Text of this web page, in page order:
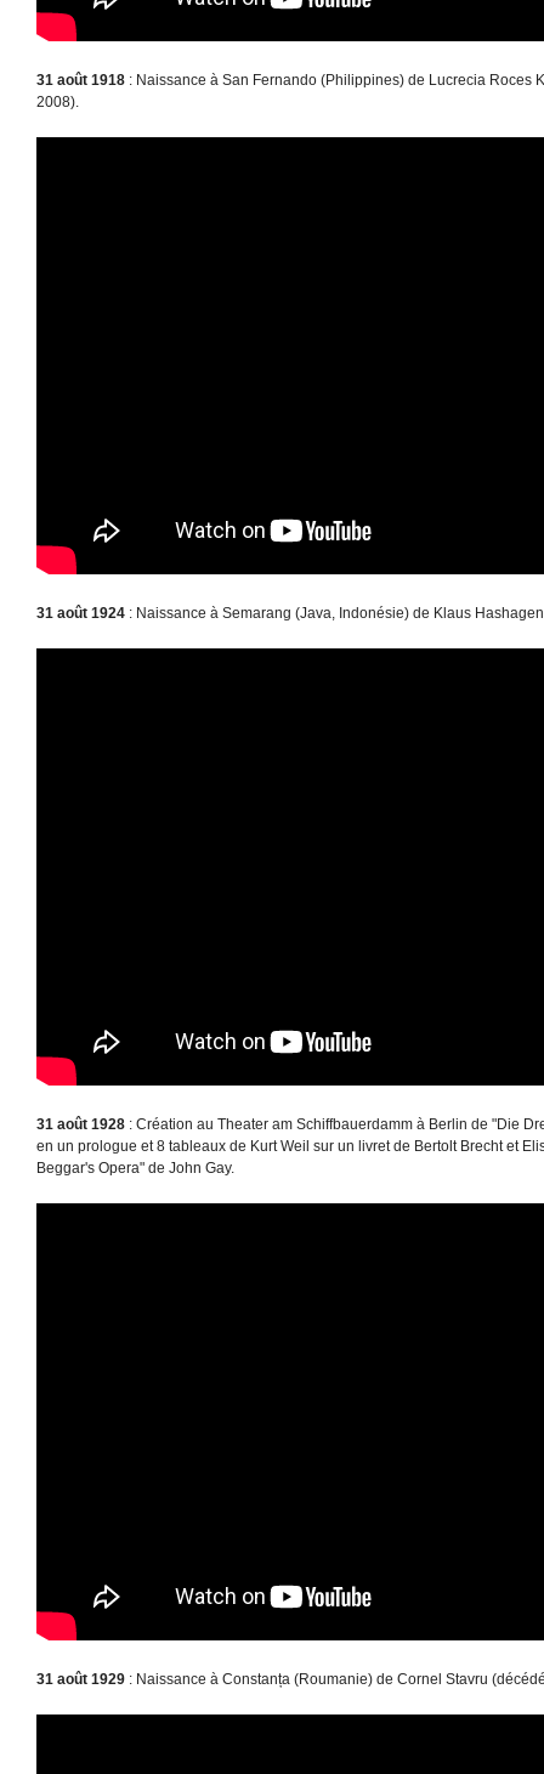
31 août 1918 : Naissance à San Fernando (Philippines) de Lucrecia Roces
2008).
31 août 1924 : Naissance à Semarang (Java, Indonésie) de Klaus
31 août 1928 : Création au Theater am Schiffbauerdamm à Berlin de "Die
en un prologue et 8 tableaux de Kurt Weil sur un livret de Bertolt Brecht et
Beggar's Opera" de John Gay.
31 août 1929 : Naissance à Constanța (Roumanie) de Cornel Stavru